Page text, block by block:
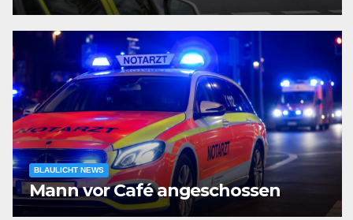
BLAULICHT NEWS
Mann vor Café angeschossen